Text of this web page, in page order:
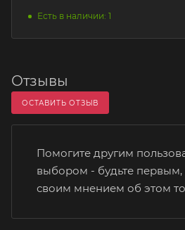
Есть в наличии: 1
Отзывы
ОСТАВИТЬ ОТЗЫВ
Помогите другим
выбором - будьте первым,
своим мнением об этом